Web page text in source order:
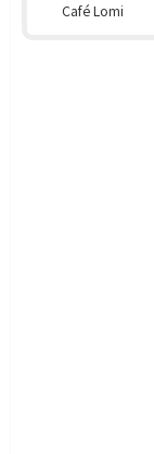
Café Lomi